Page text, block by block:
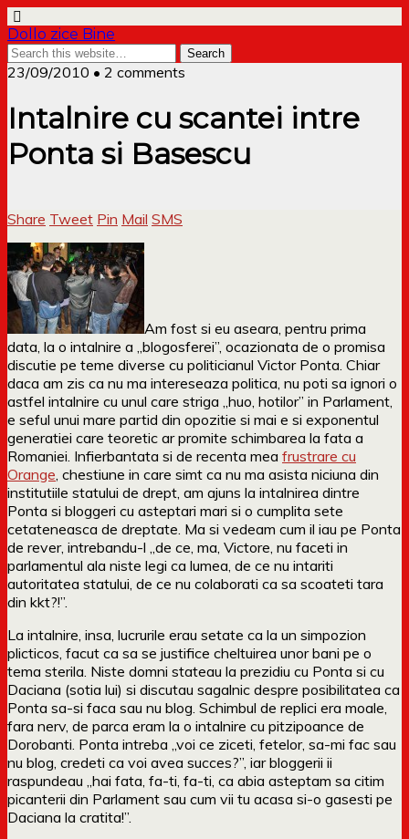
Dollo zice Bine
23/09/2010 • 2 comments
Intalnire cu scantei intre
Ponta si Basescu
Share Tweet Pin Mail SMS
Am fost si eu aseara, pentru prima
data, la o intalnire a „blogosferei”, ocazionata de o promisa
discutie pe teme diverse cu politicianul Victor Ponta. Chiar
daca am zis ca nu ma intereseaza politica, nu poti sa ignori o
astfel intalnire cu unul care striga „huo, hotilor” in Parlament,
e seful unui mare partid din opozitie si mai e si exponentul
generatiei care teoretic ar promite schimbarea la fata a
Romaniei. Infierbantata si de recenta mea frustrare cu
Orange , chestiune in care simt ca nu ma asista niciuna din
institutiile statului de drept, am ajuns la intalnirea dintre
Ponta si bloggeri cu asteptari mari si o cumplita sete
cetateneasca de dreptate. Ma si vedeam cum il iau pe Ponta
de rever, intrebandu-l „de ce, ma, Victore, nu faceti in
parlamentul ala niste legi ca lumea, de ce nu intariti
autoritatea statului, de ce nu colaborati ca sa scoateti tara
din kkt?!”.
La intalnire, insa, lucrurile erau setate ca la un simpozion
plicticos, facut ca sa se justifice cheltuirea unor bani pe o
tema sterila. Niste domni stateau la prezidiu cu Ponta si cu
Daciana (sotia lui) si discutau sagalnic despre posibilitatea ca
Ponta sa-si faca sau nu blog. Schimbul de replici era moale,
fara nerv, de parca eram la o intalnire cu pitzipoance de
Dorobanti. Ponta intreba „voi ce ziceti, fetelor, sa-mi fac sau
nu blog, credeti ca voi avea succes?”, iar bloggerii ii
raspundeau „hai fata, fa-ti, fa-ti, ca abia asteptam sa citim
picanterii din Parlament sau cum vii tu acasa si-o gasesti pe
Daciana la cratita!”.